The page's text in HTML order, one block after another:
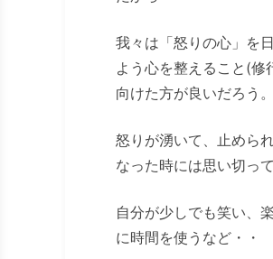
我々は「怒りの心」を
よう心を整えること(修
向けた方が良いだろう。
怒りが湧いて、止めら
なった時には思い切っ
自分が少しでも笑い、
に時間を使うなど・・